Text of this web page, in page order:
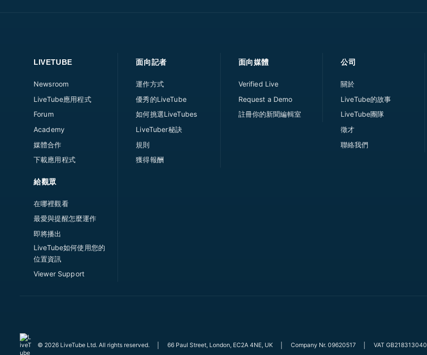
LIVETUBE
Newsroom
LiveTube應用程式
Forum
Academy
媒體合作
下載應用程式
給觀眾
在哪裡觀看
最愛與提醒怎麼運作
即將播出
LiveTube如何使用您的
位置資訊
Viewer Support
面向記者
運作方式
優秀的LiveTube
如何挑選LiveTubes
LiveTuber秘訣
規則
獲得報酬
面向媒體
Verified Live
Request a Demo
註冊你的新聞編輯室
公司
關於
LiveTube的故事
LiveTube團隊
徵才
聯絡我們
© 2026 LiveTube Ltd. All rights reserved. 66 Paul Street, London, EC2A 4NE, UK Company Nr. 09620517 VAT GB218313040